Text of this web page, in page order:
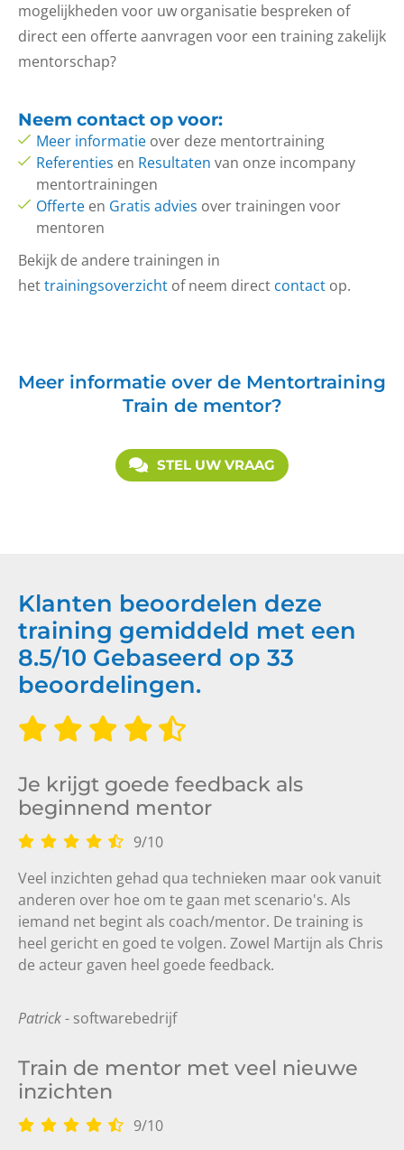
mogelijkheden voor uw organisatie bespreken of
direct een offerte aanvragen voor een training zakelijk
mentorschap?
Neem contact op voor:
Meer informatie over deze mentortraining
Referenties en Resultaten van onze incompany
mentortrainingen
Offerte en Gratis advies over trainingen voor
mentoren
Bekijk de andere trainingen in
hettrainingsoverzicht of neem direct contact op.
Meer informatie over de Mentortraining
Train de mentor?
STEL UW VRAAG
Klanten beoordelen deze
training gemiddeld met een
8.5/10 Gebaseerd op 33
beoordelingen.
Je krijgt goede feedback als
beginnend mentor
9/10
Veel inzichten gehad qua technieken maar ook vanuit
anderen over hoe om te gaan met scenario's. Als
iemand net begint als coach/mentor. De training is
heel gericht en goed te volgen. Zowel Martijn als Chris
de acteur gaven heel goede feedback.
Patrick- softwarebedrijf
Train de mentor met veel nieuwe
inzichten
9/10